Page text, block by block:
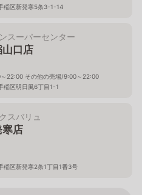
稲区新発寒5条3-1-14
スーパーセンター
山口店
22:00 その他の売場/9:00～22:00
稲区明日風6丁目1-1
スバリュ
寒店
稲区新発寒2条1丁目1番3号